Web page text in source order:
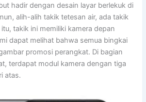
hadir dengan desain layar berlekuk di
alih-alih takik tetesan air, ada takik
takik ini memiliki kamera depan
dapat melihat bahwa semua bingkai
promosi perangkat. Di bagian
terdapat modul kamera dengan tiga
atas.